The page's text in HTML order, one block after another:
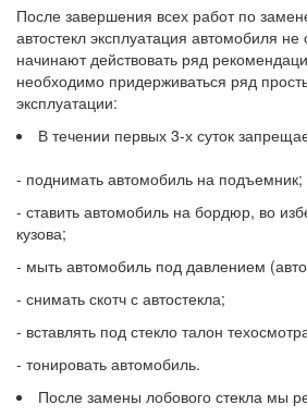
После завершения всех работ по
автостекл эксплуатация автомобиля не
начинают действовать ряд
необходимо придерживаться ряд
эксплуатации:
В течении первых 3-х суток
- поднимать автомобиль на подъемник;
- ставить автомобиль на бордюр, во
кузова;
- мыть автомобиль под давлением
- снимать скотч с автостекла;
- вставлять под стекло талон
- тонировать автомобиль.
После замены лобового стекла мы